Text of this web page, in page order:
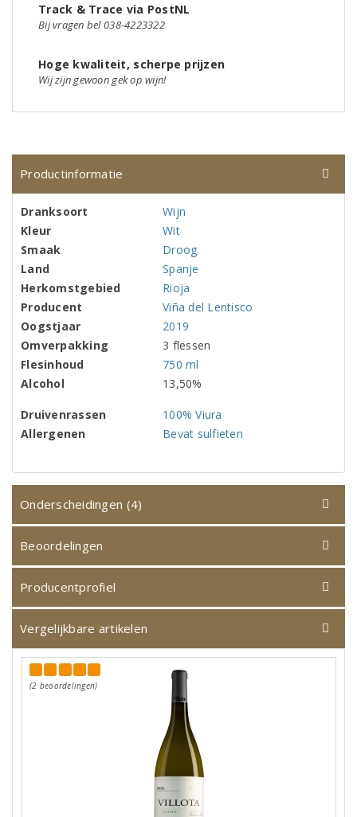
Track & Trace via PostNL
Bij vragen bel 038-4223322
Hoge kwaliteit, scherpe prijzen
Wij zijn gewoon gek op wijn!
Productinformatie
Dranksoort
Wijn
Kleur
Wit
Smaak
Droog
Land
Spanje
Herkomstgebied
Rioja
Producent
Viña del Lentisco
Oogstjaar
2019
Omverpakking
3 flessen
Flesinhoud
750 ml
Alcohol
13,50%
Druivenrassen
100% Viura
Allergenen
Bevat sulfieten
Onderscheidingen (4)
Beoordelingen
Producentprofiel
Vergelijkbare artikelen
(2 beoordelingen)